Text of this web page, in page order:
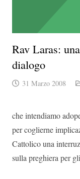
Rav Laras:
dialogo
31 Marzo 2008
che intendiamo
per coglierne
Cattolico una
sulla preghiera per